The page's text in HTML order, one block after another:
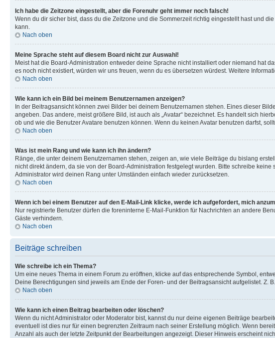
Ich habe die Zeitzone eingestellt, aber die Forenuhr geht immer noch falsch!
Wenn du dir sicher bist, dass du die Zeitzone und die Sommerzeit richtig eingestellt hast und
kann.
Nach oben
Meine Sprache steht auf diesem Board nicht zur Auswahl!
Meist hat die Board-Administration entweder deine Sprache nicht installiert oder niemand hat
es noch nicht existiert, würden wir uns freuen, wenn du es übersetzen würdest. Weitere
Nach oben
Wie kann ich ein Bild bei meinem Benutzernamen anzeigen?
In der Beitragsansicht können zwei Bilder bei deinem Benutzernamen stehen. Eines dieser
angeben. Das andere, meist größere Bild, ist auch als „Avatar“ bezeichnet. Es handelt sich
ob und wie die Benutzer Avatare benutzen können. Wenn du keinen Avatar benutzen darfst,
Nach oben
Was ist mein Rang und wie kann ich ihn ändern?
Ränge, die unter deinem Benutzernamen stehen, zeigen an, wie viele Beiträge du bislang
nicht direkt ändern, da sie von der Board-Administration festgelegt wurden. Bitte schreibe
Administrator wird deinen Rang unter Umständen einfach wieder zurücksetzen.
Nach oben
Wenn ich bei einem Benutzer auf den E-Mail-Link klicke, werde ich aufgefordert, mich
Nur registrierte Benutzer dürfen die foreninterne E-Mail-Funktion für Nachrichten an andere
Gäste verhindern.
Nach oben
Beiträge schreiben
Wie schreibe ich ein Thema?
Um eine neues Thema in einem Forum zu eröffnen, klicke auf das entsprechende Symbol,
Deine Berechtigungen sind jeweils am Ende der Foren- und der Beitragsansicht aufgelistet. Z.
Nach oben
Wie kann ich einen Beitrag bearbeiten oder löschen?
Wenn du nicht Administrator oder Moderator bist, kannst du nur deine eigenen Beiträge
eventuell ist dies nur für einen begrenzten Zeitraum nach seiner Erstellung möglich. Wenn
Anzahl als auch der letzte Zeitpunkt der Bearbeitungen angezeigt. Dieser Hinweis erscheint